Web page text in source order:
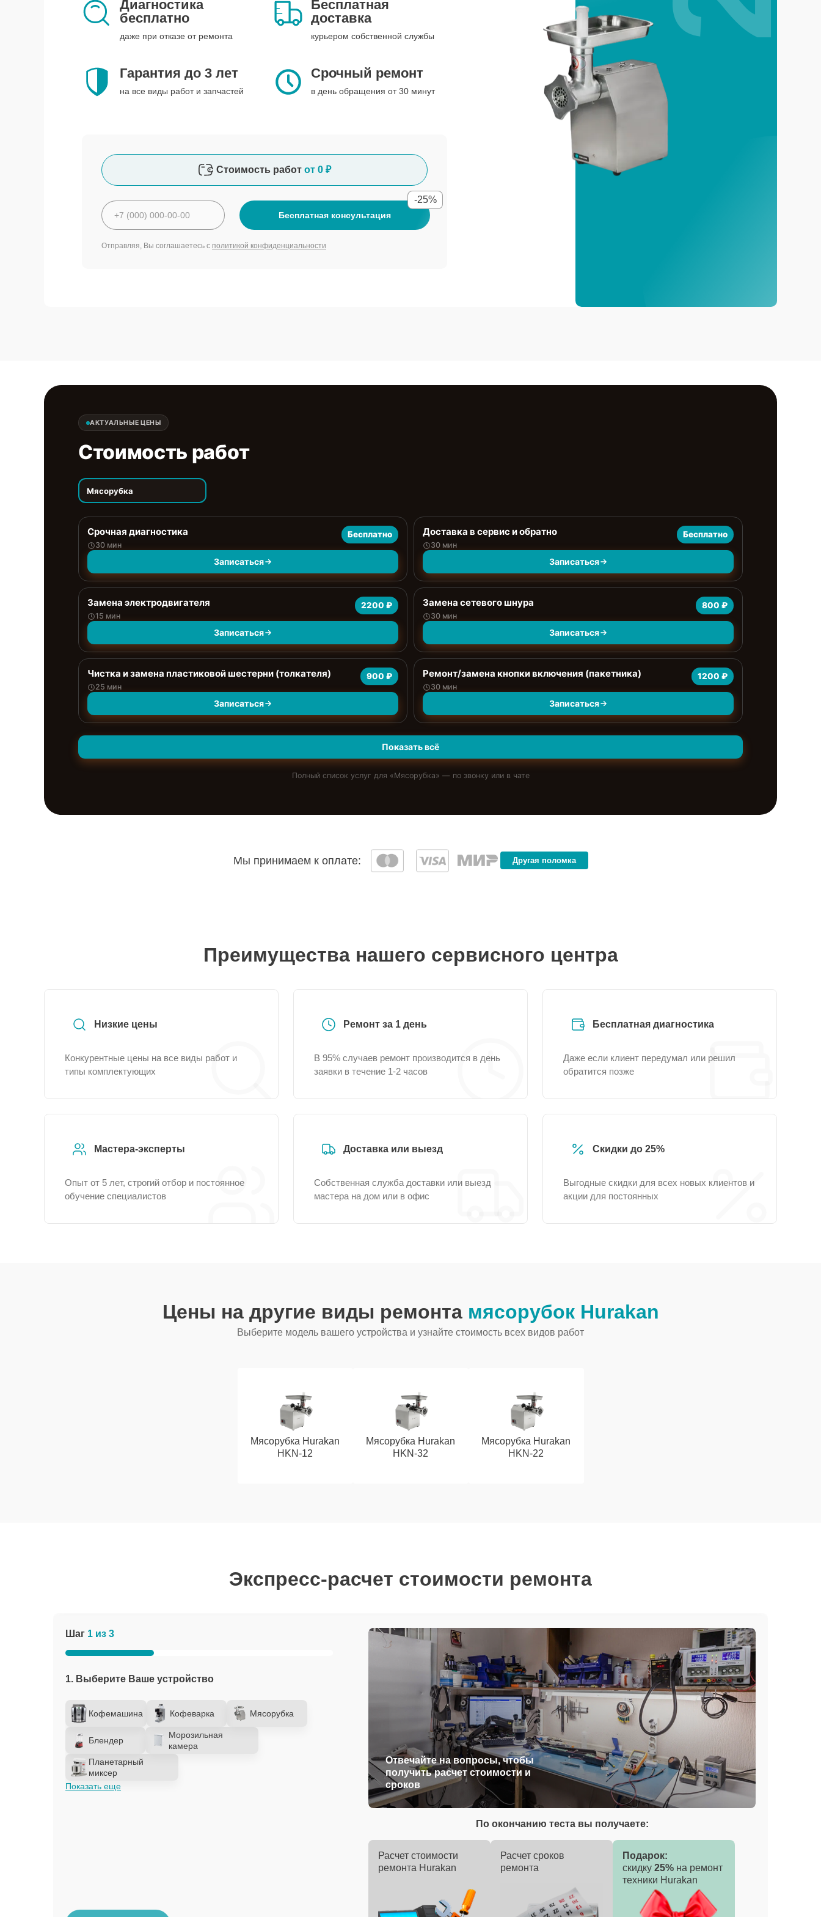
Диагностика
бесплатно
даже при отказе от ремонта
Бесплатная
доставка
курьером собственной службы
Гарантия до 3 лет
на все виды работ и запчастей
Срочный ремонт
в день обращения от 30 минут
Стоимость работ от 0 ₽
Бесплатная консультация
-25%
Отправляя, Вы соглашаетесь с политикой конфиденциальности
АКТУАЛЬНЫЕ ЦЕНЫ
Стоимость работ
Мясорубка
Срочная диагностика
30 мин
Бесплатно
Записаться
Доставка в сервис и обратно
30 мин
Бесплатно
Записаться
Замена электродвигателя
15 мин
2200 ₽
Записаться
Замена сетевого шнура
30 мин
800 ₽
Записаться
Чистка и замена пластиковой шестерни (толкателя)
25 мин
900 ₽
Записаться
Ремонт/замена кнопки включения (пакетника)
30 мин
1200 ₽
Записаться
Показать всё
Полный список услуг для «Мясорубка» — по звонку или в чате
Мы принимаем к оплате: Другая поломка
Преимущества нашего сервисного центра
Низкие цены
Конкурентные цены на все виды работ и
типы комплектующих
Ремонт за 1 день
В 95% случаев ремонт производится в день
заявки в течение 1-2 часов
Бесплатная диагностика
Даже если клиент передумал или решил
обратится позже
Мастера-эксперты
Опыт от 5 лет, строгий отбор и постоянное
обучение специалистов
Доставка или выезд
Собственная служба доставки или выезд
мастера на дом или в офис
Скидки до 25%
Выгодные скидки для всех новых клиентов и
акции для постоянных
Цены на другие виды ремонта мясорубок Hurakan
Выберите модель вашего устройства и узнайте стоимость всех видов работ
Мясорубка Hurakan
HKN‑12
Мясорубка Hurakan
HKN‑32
Мясорубка Hurakan
HKN‑22
Экспресс-расчет стоимости ремонта
Шаг 1 из 3
1. Выберите Ваше устройство
Кофемашина Кофеварка Мясорубка
Блендер
Морозильная
камера
Планетарный
миксер
Показать еще
Отвечайте на вопросы, чтобы
получить расчет стоимости и
сроков
По окончанию теста вы получаете:
Расчет стоимости
ремонта Hurakan
Расчет сроков
ремонта
Подарок:
скидку 25% на ремонт
техники Hurakan